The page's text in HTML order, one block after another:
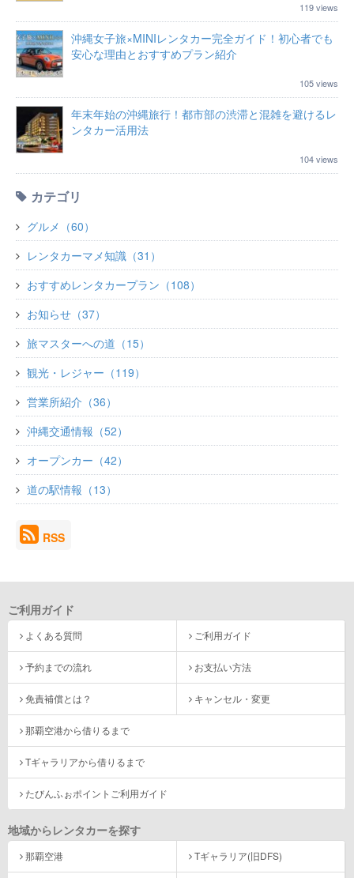
119 views
沖縄女子旅×MINIレンタカー完全ガイド！初心者でも
安心な理由とおすすめプラン紹介
105 views
年末年始の沖縄旅行！都市部の渋滞と混雑を避けるレ
ンタカー活用法
104 views
カテゴリ
グルメ（60）
レンタカーマメ知識（31）
おすすめレンタカープラン（108）
お知らせ（37）
旅マスターへの道（15）
観光・レジャー（119）
営業所紹介（36）
沖縄交通情報（52）
オープンカー（42）
道の駅情報（13）
RSS
ご利用ガイド
よくある質問 ご利用ガイド
予約までの流れ お支払い方法
免責補償とは？ キャンセル・変更
那覇空港から借りるまで
Tギャラリアから借りるまで
たびんふぉポイントご利用ガイド
地域からレンタカーを探す
那覇空港 Tギャラリア(旧DFS)